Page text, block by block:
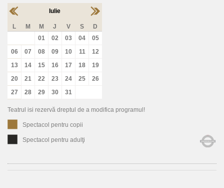
Iulie
L M M J V S
D
01
02 03 04
05
06
07 08 09 10 11
12
13
14 15 16 17 18
19
20
21 22 23 24 25
26
27
28 29 30 31
Teatrul isi rezervă dreptul de a modifica programul!
Spectacol pentru copii
Spectacol pentru adulţi